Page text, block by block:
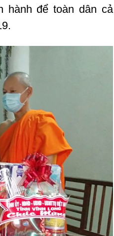
hành để toàn dân cả